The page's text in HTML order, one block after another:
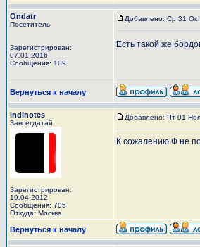
Ondatr
Посетитель
Зарегистрирован:
07.01.2016
Сообщения: 109
Добавлено: Ср 31
Есть такой же
Вернуться к началу
indinotes
Завсегдатай
Зарегистрирован:
19.04.2012
Сообщения: 705
Откуда: Москва
Добавлено: Чт 01
К сожалению Ф не
Вернуться к началу